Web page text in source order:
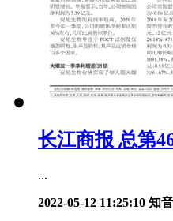
长江商报 总第
...
2022-05-12 11:25:10 知